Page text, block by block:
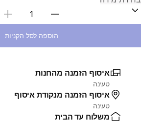
בחירת כמות
הוספה לסל הקניות
איסוף הזמנה מהחנות
טעינה
איסוף הזמנה מנקודת איסוף
טעינה
משלוח עד הבית